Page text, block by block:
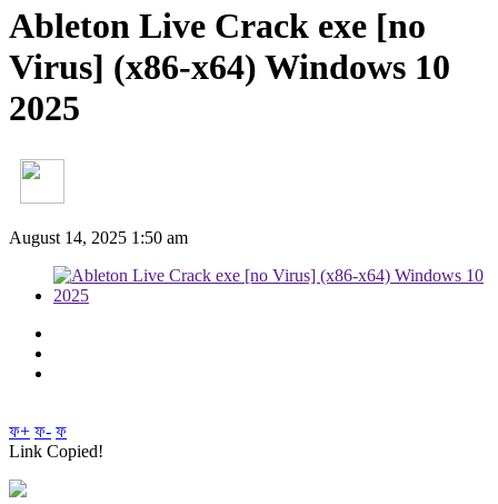
Ableton Live Crack exe [no
Virus] (x86-x64) Windows 10
2025
August 14, 2025 1:50 am
ফ+ ফ- ফ
Link Copied!